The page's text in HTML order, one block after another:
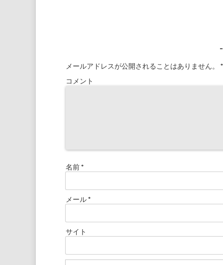
メールアドレスが公開されることはありません。
*
コメント
名前*
メール*
サイト